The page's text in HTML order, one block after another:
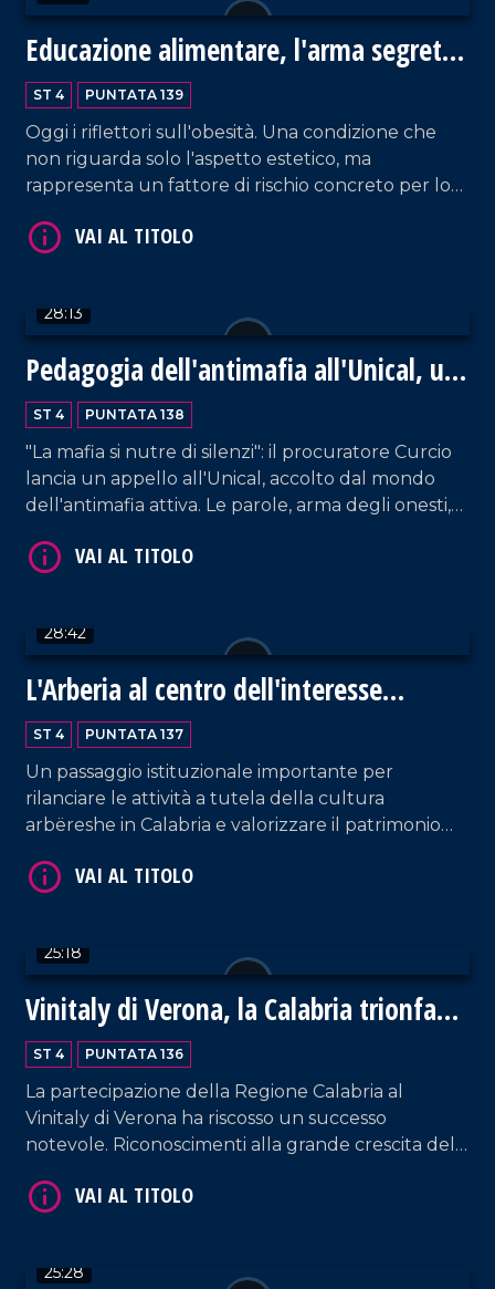
Educazione alimentare, l'arma segreta
contro le malattie croniche
ST 4 PUNTATA 139
Oggi i riflettori sull'obesità. Una condizione che
non riguarda solo l'aspetto estetico, ma
rappresenta un fattore di rischio concreto per lo
tassi superano la media nazionale. Ne abbiamo
Graecia di Catanzaro.
28:13
Pedagogia dell'antimafia all'Unical, un
faro per la Calabria
ST 4 PUNTATA 138
"La mafia si nutre di silenzi": il procuratore Curcio
lancia un appello all'Unical, accolto dal mondo
dell'antimafia attiva. Le parole, arma degli onesti,
Francesco Costabile ospite della puntata.
28:42
L'Arberia al centro dell'interesse
politico e istituzionale
ST 4 PUNTATA 137
Un passaggio istituzionale importante per
rilanciare le attività a tutela della cultura
arbëreshe in Calabria e valorizzare il patrimonio
con Ernesto Madeo, sindaco di San Demetrio
25:18
Vinitaly di Verona, la Calabria trionfa
ancora
ST 4 PUNTATA 136
La partecipazione della Regione Calabria al
Vinitaly di Verona ha riscosso un successo
notevole. Riconoscimenti alla grande crescita del
dimostrazione del grande lavoro prodotto per
all'Agricoltura, Gianluca Gallo.
25:28
VAI AL TITOLO
VAI AL TITOLO
VAI AL TITOLO
VAI AL TITOLO